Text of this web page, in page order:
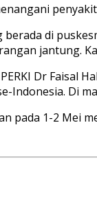
di
jantung.
Dr Faisal
Indonesia. Di
pada 1-2 Mei